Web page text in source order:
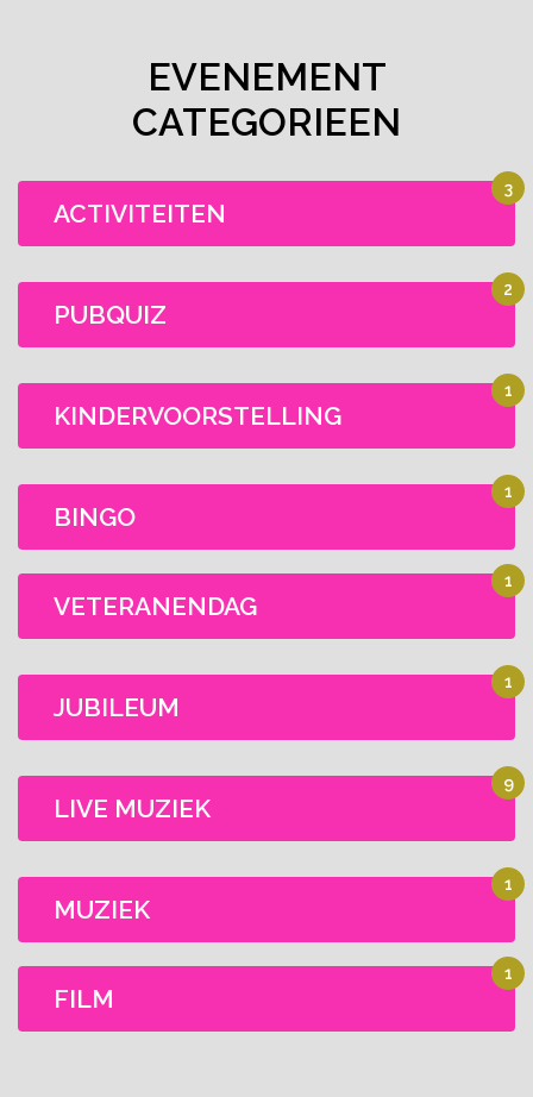
EVENEMENT
CATEGORIEEN
ACTIVITEITEN
3
PUBQUIZ
2
KINDERVOORSTELLING
1
BINGO
1
VETERANENDAG
1
JUBILEUM
1
LIVE MUZIEK
9
MUZIEK
1
FILM
1